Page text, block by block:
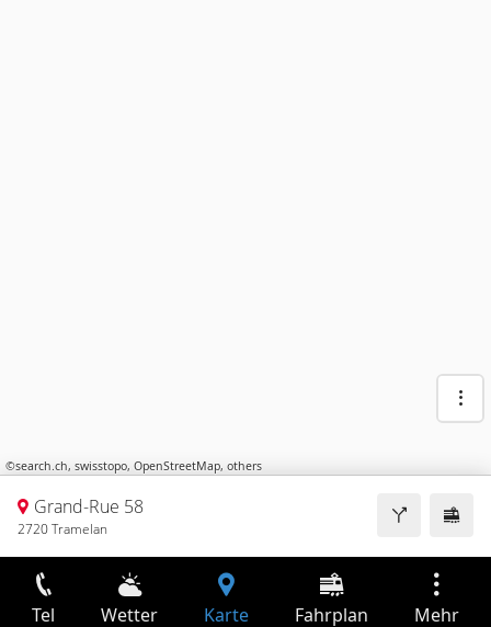
©search.ch, swisstopo, OpenStreetMap, others
Grand-Rue 58
2720 Tramelan
Tel Wetter Karte Fahrplan Mehr